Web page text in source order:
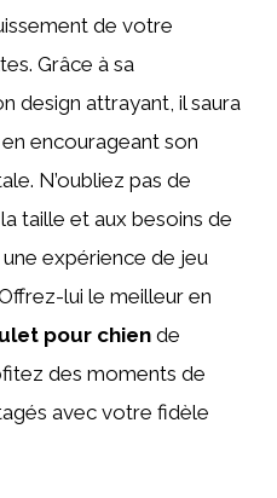
de votre
Grâce à sa
design attrayant, il saura
encourageant son
N’oubliez pas de
taille et aux besoins de
expérience de jeu
lui le meilleur en
pour chien de
des moments de
avec votre fidèle